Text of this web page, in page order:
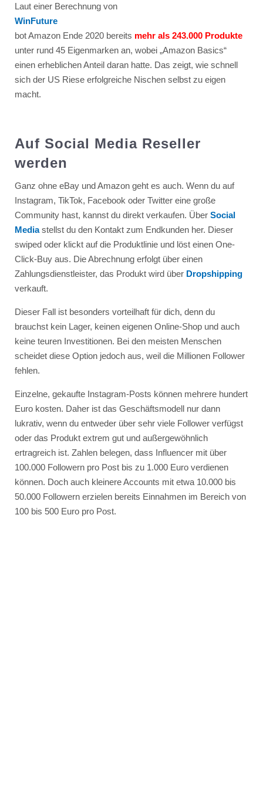
Laut einer Berechnung von
WinFuture
bot Amazon Ende 2020 bereits mehr als 243.000 Produkte
unter rund 45 Eigenmarken an, wobei „Amazon Basics“
einen erheblichen Anteil daran hatte. Das zeigt, wie schnell
sich der US Riese erfolgreiche Nischen selbst zu eigen
macht.
Auf Social Media Reseller
werden
Ganz ohne eBay und Amazon geht es auch. Wenn du auf
Instagram, TikTok, Facebook oder Twitter eine große
Community hast, kannst du direkt verkaufen. Über Social
Mediastellst du den Kontakt zum Endkunden her. Dieser
swiped oder klickt auf die Produktlinie und löst einen One-
Click-Buy aus. Die Abrechnung erfolgt über einen
Zahlungsdienstleister, das Produkt wird über Dropshipping
verkauft.
Dieser Fall ist besonders vorteilhaft für dich, denn du
brauchst kein Lager, keinen eigenen Online-Shop und auch
keine teuren Investitionen. Bei den meisten Menschen
scheidet diese Option jedoch aus, weil die Millionen Follower
fehlen.
Einzelne, gekaufte Instagram-Posts können mehrere hundert
Euro kosten. Daher ist das Geschäftsmodell nur dann
lukrativ, wenn du entweder über sehr viele Follower verfügst
oder das Produkt extrem gut und außergewöhnlich
ertragreich ist. Zahlen belegen, dass Influencer mit über
100.000 Followern pro Post bis zu 1.000 Euro verdienen
können. Doch auch kleinere Accounts mit etwa 10.000 bis
50.000 Followern erzielen bereits Einnahmen im Bereich von
100 bis 500 Euro pro Post.